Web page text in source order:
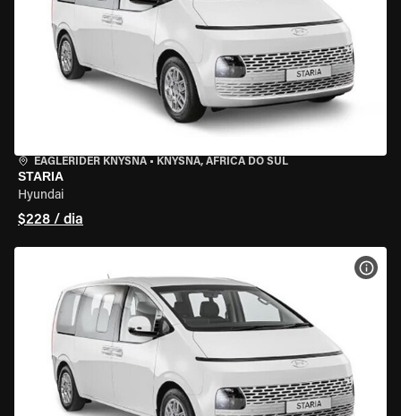
EAGLERIDER KNYSNA • KNYSNA, ÁFRICA DO SUL
STARIA
Hyundai
$228 / dia
VER